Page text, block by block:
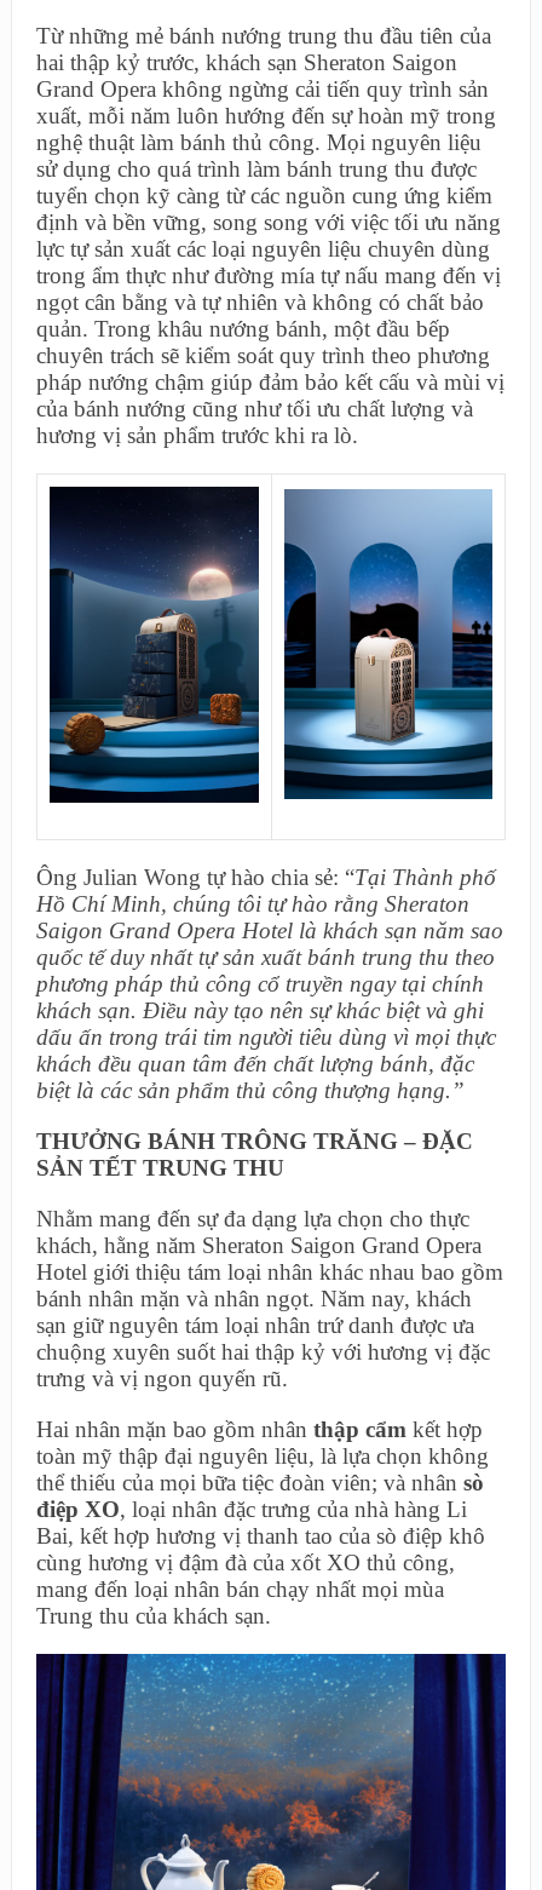
Từ những mẻ bánh nướng trung thu đầu tiên của
hai thập kỷ trước, khách sạn Sheraton Saigon
Grand Opera không ngừng cải tiến quy trình sản
xuất, mỗi năm luôn hướng đến sự hoàn mỹ trong
nghệ thuật làm bánh thủ công. Mọi nguyên liệu
sử dụng cho quá trình làm bánh trung thu được
tuyển chọn kỹ càng từ các nguồn cung ứng kiểm
định và bền vững, song song với việc tối ưu năng
lực tự sản xuất các loại nguyên liệu chuyên dùng
trong ẩm thực như đường mía tự nấu mang đến vị
ngọt cân bằng và tự nhiên và không có chất bảo
quản. Trong khâu nướng bánh, một đầu bếp
chuyên trách sẽ kiểm soát quy trình theo phương
pháp nướng chậm giúp đảm bảo kết cấu và mùi vị
của bánh nướng cũng như tối ưu chất lượng và
hương vị sản phẩm trước khi ra lò.
Ông Julian Wong tự hào chia sẻ: “Tại Thành phố
Hồ Chí Minh, chúng tôi tự hào rằng Sheraton
Saigon Grand Opera Hotel là khách sạn năm sao
quốc tế duy nhất tự sản xuất bánh trung thu theo
phương pháp thủ công cổ truyền ngay tại chính
khách sạn. Điều này tạo nên sự khác biệt và ghi
dấu ấn trong trái tim người tiêu dùng vì mọi thực
khách đều quan tâm đến chất lượng bánh, đặc
biệt là các sản phẩm thủ công thượng hạng.”
THƯỞNG BÁNH TRÔNG TRĂNG – ĐẶC
SẢN TẾT TRUNG THU
Nhằm mang đến sự đa dạng lựa chọn cho thực
khách, hằng năm Sheraton Saigon Grand Opera
Hotel giới thiệu tám loại nhân khác nhau bao gồm
bánh nhân mặn và nhân ngọt. Năm nay, khách
sạn giữ nguyên tám loại nhân trứ danh được ưa
chuộng xuyên suốt hai thập kỷ với hương vị đặc
trưng và vị ngon quyến rũ.
Hai nhân mặn bao gồm nhân thập cẩmkết hợp
toàn mỹ thập đại nguyên liệu, là lựa chọn không
thể thiếu của mọi bữa tiệc đoàn viên; và nhân sò
điệp XO, loại nhân đặc trưng của nhà hàng Li
Bai, kết hợp hương vị thanh tao của sò điệp khô
cùng hương vị đậm đà của xốt XO thủ công,
mang đến loại nhân bán chạy nhất mọi mùa
Trung thu của khách sạn.